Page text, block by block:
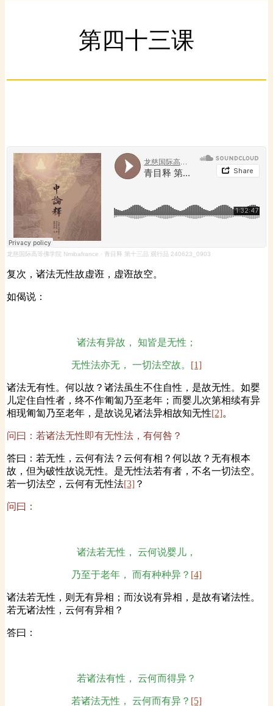
第四十三课
龙慈国际高等佛学院 Nmibafrance · 青目释 第十三品 观行品 240623_0903
复次，诸法无性故虚诳，虚诳故空。
如偈说：
诸法有异故， 知皆是无性；
无性法亦无， 一切法空故。 [1]
诸法无有性。何以故？诸法虽生不住自性，是故无性。如婴
儿定住自性者，终不作匍匐乃至老年；而婴儿次第相续有异
相现匍匐乃至老年，是故说见诸法异相故知无性[2]。
问曰：若诸法无性即有无性法，有何咎？
答曰：若无性，云何有法？云何有相？何以故？无有根本
故，但为破性故说无性。是无性法若有者，不名一切法空。
若一切法空，云何有无性法[3] ？
问曰：
诸法若无性， 云何说婴儿，
乃至于老年， 而有种种异？ [4]
诸法若无性，则无有异相；而汝说有异相，是故有诸法性。
若无诸法性，云何有异相？
答曰：
若诸法有性， 云何而得异？
若诸法无性， 云何而有异？ [5]